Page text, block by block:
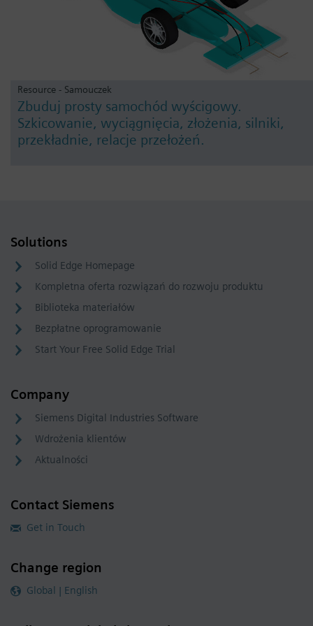
Resource - Samouczek
Zbuduj prosty samochód wyścigowy.
Szkicowanie, wyciągnięcia, złożenia, silniki,
przekładnie, relacje przełożeń.
Solutions
Solid Edge Homepage
Kompletna oferta rozwiązań do rozwoju produktu
Biblioteka materiałów
Bezpłatne oprogramowanie
Start Your Free Solid Edge Trial
Company
Siemens Digital Industries Software
Wdrożenia klientów
Aktualności
Contact Siemens
Get in Touch
Change region
Global | English